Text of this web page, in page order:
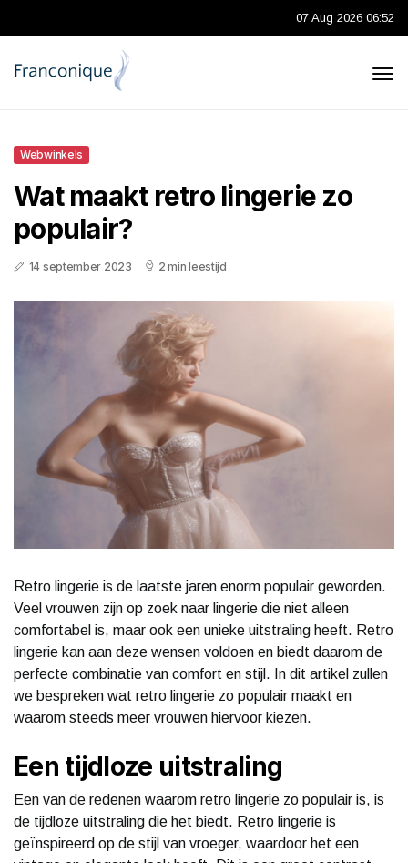
07 Aug 2026 06:52
Webwinkels
Wat maakt retro lingerie zo
populair?
14 september 2023 2 min leestijd
Retro lingerie is de laatste jaren enorm populair geworden.
Veel vrouwen zijn op zoek naar lingerie die niet alleen
comfortabel is, maar ook een unieke uitstraling heeft. Retro
lingerie kan aan deze wensen voldoen en biedt daarom de
perfecte combinatie van comfort en stijl. In dit artikel zullen
we bespreken wat retro lingerie zo populair maakt en
waarom steeds meer vrouwen hiervoor kiezen.
Een tijdloze uitstraling
Een van de redenen waarom retro lingerie zo populair is, is
de tijdloze uitstraling die het biedt. Retro lingerie is
geïnspireerd op de stijl van vroeger, waardoor het een